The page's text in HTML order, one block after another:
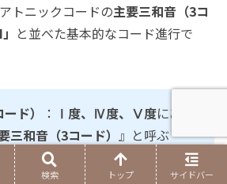
トニックコードの主要三和音（3コ
と並べた基本的なコード進行で
ド） ： Ⅰ度、Ⅳ度、Ⅴ度にあた
三和音（3コード） 』と呼ぶ
」の場合、
C、F、G（CM7、
三和音となる
検索 トップ サイドバー